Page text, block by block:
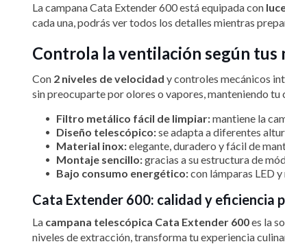
La campana Cata Extender 600 está equipada con
cada una, podrás ver todos los detalles mientras
Controla la ventilación según tus
Con 2 niveles de velocidad y controles mecánicos
sin preocuparte por olores o vapores, manteniendo
Filtro metálico fácil de limpiar:mantiene la
Diseño telescópico:se adapta a diferentes
Material inox:elegante, duradero y fácil de
Montaje sencillo:gracias a su estructura de
Bajo consumo energético:con lámparas LED
Cata Extender 600: calidad y eficiencia
La campana telescópica Cata Extender 600es la
niveles de extracción, transforma tu experiencia